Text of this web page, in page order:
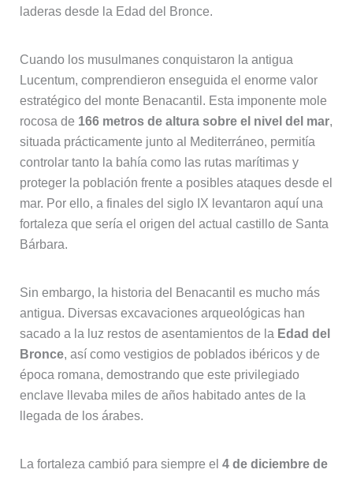
laderas desde la Edad del Bronce.
Cuando los musulmanes conquistaron la antigua
Lucentum, comprendieron enseguida el enorme valor
estratégico del monte Benacantil. Esta imponente mole
rocosa de 166 metros de altura sobre el nivel del mar,
situada prácticamente junto al Mediterráneo, permitía
controlar tanto la bahía como las rutas marítimas y
proteger la población frente a posibles ataques desde el
mar. Por ello, a finales del siglo IX levantaron aquí una
fortaleza que sería el origen del actual castillo de Santa
Bárbara.
Sin embargo, la historia del Benacantil es mucho más
antigua. Diversas excavaciones arqueológicas han
sacado a la luz restos de asentamientos de la Edad del
Bronce, así como vestigios de poblados ibéricos y de
época romana, demostrando que este privilegiado
enclave llevaba miles de años habitado antes de la
llegada de los árabes.
La fortaleza cambió para siempre el 4 de diciembre de